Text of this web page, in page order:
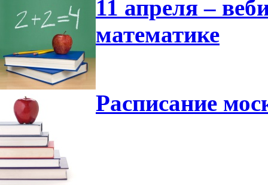
11 апреля –
математике
Расписание